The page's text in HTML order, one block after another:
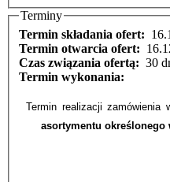
Terminy
Termin składania ofert:
Termin otwarcia ofert:
Czas związania ofertą: 30
Termin wykonania:
Termin realizacji zamówienia
asortymentu określonego